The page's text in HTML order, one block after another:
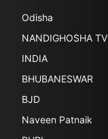
Odisha
NANDIGHOSHA TV
INDIA
BHUBANESWAR
BJD
Naveen Patnaik